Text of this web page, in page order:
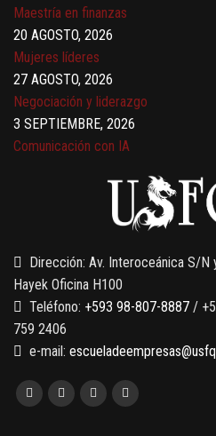
Maestría en finanzas
20 AGOSTO, 2026
Mujeres líderes
27 AGOSTO, 2026
Negociación y liderazgo
3 SEPTIEMBRE, 2026
Comunicación con IA
Gobernanza de datos
13 AGOSTO, 2026
Finanzas para no financieros
Dirección: Av. Interoceánica S/
Hayek Oficina H100
Teléfono: +593 98-807-8887 /
759 2406
e-mail: